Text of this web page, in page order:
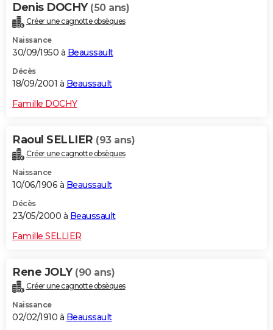
Denis DOCHY (50 ans)
Créer une cagnotte obsèques
Naissance
30/09/1950 à Beaussault
Décès
18/09/2001 à Beaussault
Famille DOCHY
Raoul SELLIER (93 ans)
Créer une cagnotte obsèques
Naissance
10/06/1906 à Beaussault
Décès
23/05/2000 à Beaussault
Famille SELLIER
Rene JOLY (90 ans)
Créer une cagnotte obsèques
Naissance
02/02/1910 à Beaussault